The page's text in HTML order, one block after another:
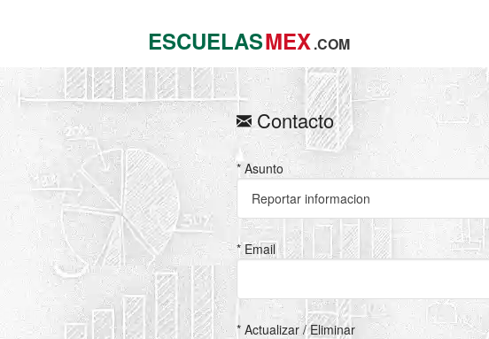
ESCUELASMEX.COM
Contacto
* Asunto
* Email
* Actualizar / Eliminar